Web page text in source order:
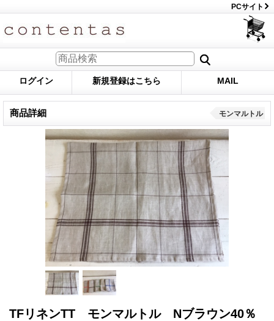
PCサイト
ログイン 新規登録はこちら MAIL
商品詳細 モンマルトル
TFリネンTT モンマルトル Nブラウン40％